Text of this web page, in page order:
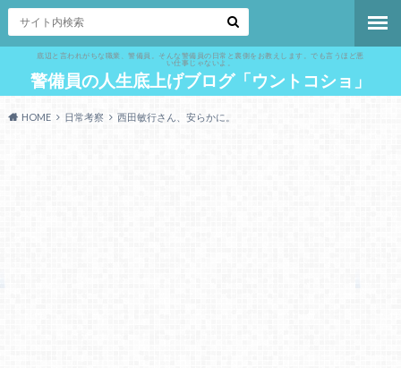
底辺と言われがちな職業、警備員。そんな警備員の日常と裏側をお教えします。でも言うほど悪
い仕事じゃないよ。
警備員の人生底上げブログ「ウントコショ」
HOME 日常考察 西田敏行さん、安らかに。